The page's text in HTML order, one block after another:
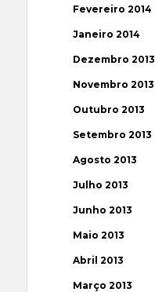
Fevereiro 2014
Janeiro 2014
Dezembro 2013
Novembro 2013
Outubro 2013
Setembro 2013
Agosto 2013
Julho 2013
Junho 2013
Maio 2013
Abril 2013
Março 2013